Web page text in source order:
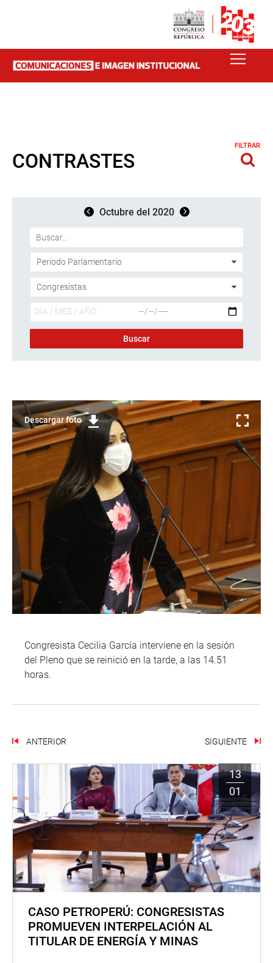
CONTRASTES
FILTRAR
Octubre del 2020
Descargar foto
Congresista Cecilia García interviene en la sesión
del Pleno que se reinició en la tarde, a las 14.51
horas.
ANTERIOR SIGUIENTE
13
01
CASO PETROPERÚ: CONGRESISTAS
PROMUEVEN INTERPELACIÓN AL
TITULAR DE ENERGÍA Y MINAS